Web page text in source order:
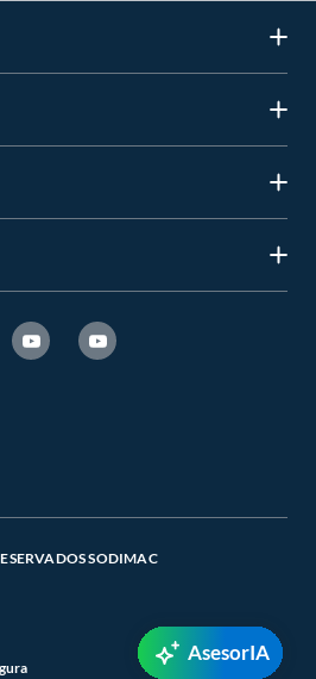
SODIMAC
AsesorIA